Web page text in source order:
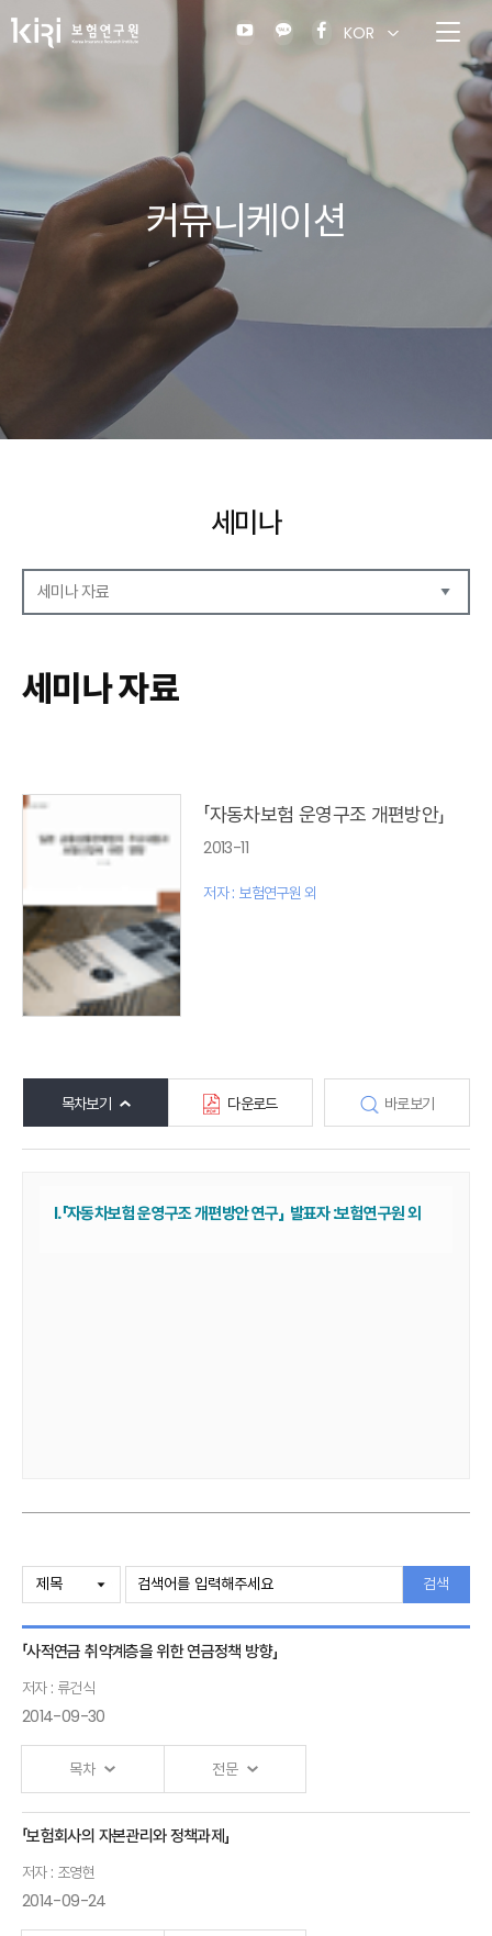
KOR
커뮤니케이션
세미나
세미나 자료
세미나 포토
세미나 자료
「자동차보험 운영구조 개편방안」
2013-11
저자 : 보험연구원 외
목차보기 다운로드 바로보기
Ⅰ.「자동차보험 운영구조 개편방안 연구」 발표자 :보험연구원 외
검색
「사적연금 취약계층을 위한 연금정책 방향」
저자 : 류건식
2014-09-30
목차 전문
「보험회사의 자본관리와 정책과제」
저자 : 조영현
2014-09-24